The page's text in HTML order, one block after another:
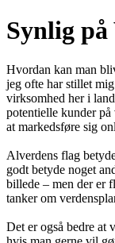
Synlig på
Hvordan kan man
jeg ofte har stillet
virksomhed her i
potentielle kunder
at markedsføre sig
Alverdens flag
godt betyde noget
billede – men der er
tanker om
Det er også bedre at